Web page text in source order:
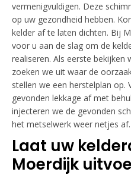
vermenigvuldigen. Deze
op uw gezondheid hebben.
kelder af te laten dichten. Bij
voor u aan de slag om de
realiseren. Als eerste bekijken
zoeken we uit waar de
stellen we een herstelplan op.
gevonden lekkage af met
injecteren we de gevonden
het metselwerk weer netjes af.
Laat uw
Moerdijk